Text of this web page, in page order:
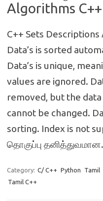
Algorithms
C++ Sets Descriptions
Data’s is sorted
Data’s is unique,
values are ignored.
removed, but the
cannot be changed.
sorting. Index is not
தொகுப்பு
Category: C/ C++ Python Tamil
Tamil C++